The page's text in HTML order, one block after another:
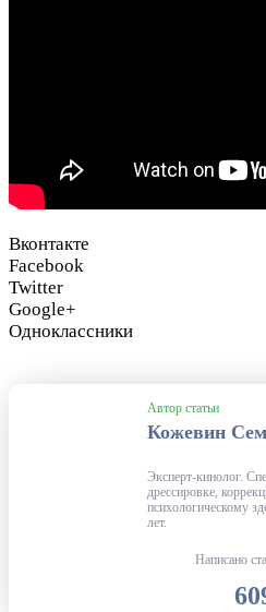
Вконтакте
Facebook
Twitter
Google+
Одноклассники
Автор статьи
Кожевин
Эксперт-кинолог.
дрессировке,
психологическому
лет.
Написано